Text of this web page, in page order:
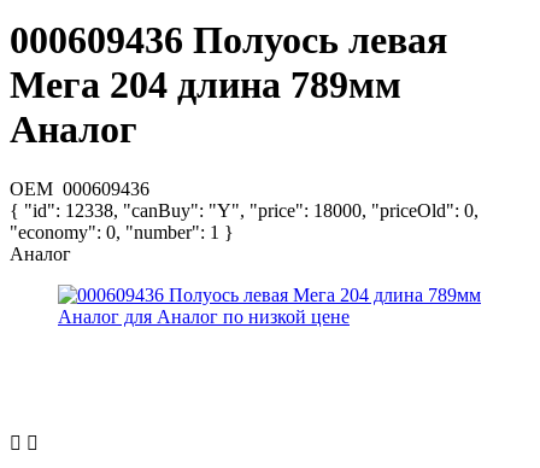
000609436 Полуось левая
Мега 204 длина 789мм
Аналог
OEM 000609436
{ "id": 12338, "canBuy": "Y", "price": 18000, "priceOld": 0,
"economy": 0, "number": 1 }
Аналог